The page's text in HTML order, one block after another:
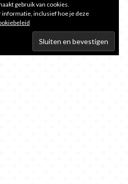
gebruik van cookies.
inclusief hoe je deze